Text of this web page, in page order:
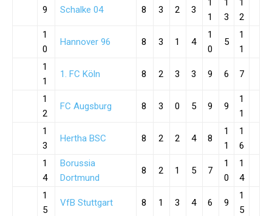
9 Schalke 04 8 3 2 3
1
1
1
3
1
2
1
0
Hannover 96 8 3 1 4
1
0
5
1
1
1
1
1. FC Köln 8 2 3 3 9 6 7
1
2
FC Augsburg 8 3 0 5 9 9
1
1
1
3
Hertha BSC 8 2 2 4 8
1
1
1
6
1
4
Borussia
Dortmund
8 2 1 5 7
1
0
1
4
1
5
VfB Stuttgart 8 1 3 4 6 9
1
5